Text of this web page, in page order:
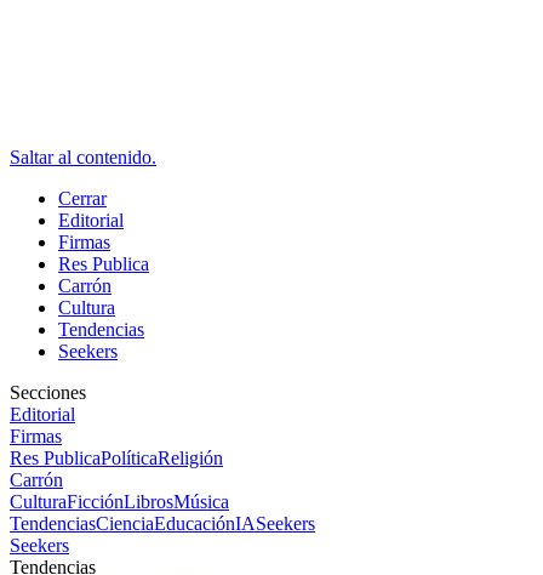
Saltar al contenido.
Cerrar
Editorial
Firmas
Res Publica
Carrón
Cultura
Tendencias
Seekers
Secciones
Editorial
Firmas
Res PublicaPolíticaReligión
Carrón
CulturaFicciónLibrosMúsica
TendenciasCienciaEducaciónIASeekers
Seekers
Tendencias